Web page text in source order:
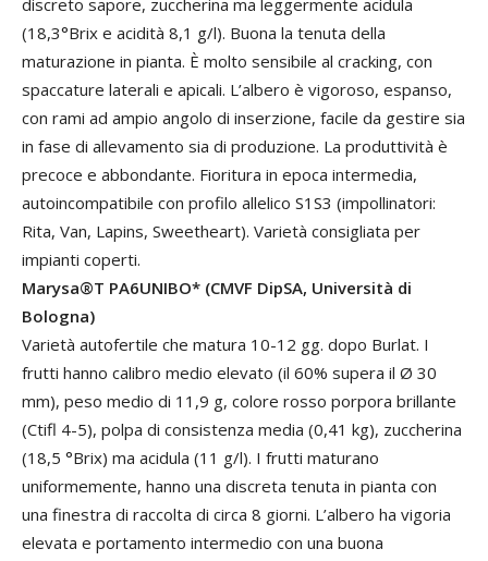
discreto sapore, zuccherina ma leggermente acidula
(18,3°Brix e acidità 8,1 g/l). Buona la tenuta della
maturazione in pianta. È molto sensibile al cracking, con
spaccature laterali e apicali. L’albero è vigoroso, espanso,
con rami ad ampio angolo di inserzione, facile da gestire sia
in fase di allevamento sia di produzione. La produttività è
precoce e abbondante. Fioritura in epoca intermedia,
autoincompatibile con profilo allelico S1S3 (impollinatori:
Rita, Van, Lapins, Sweetheart). Varietà consigliata per
impianti coperti.
Marysa®T PA6UNIBO* (CMVF DipSA, Università di
Bologna)
Varietà autofertile che matura 10-12 gg. dopo Burlat. I
frutti hanno calibro medio elevato (il 60% supera il Ø 30
mm), peso medio di 11,9 g, colore rosso porpora brillante
(Ctifl 4-5), polpa di consistenza media (0,41 kg), zuccherina
(18,5 °Brix) ma acidula (11 g/l). I frutti maturano
uniformemente, hanno una discreta tenuta in pianta con
una finestra di raccolta di circa 8 giorni. L’albero ha vigoria
elevata e portamento intermedio con una buona